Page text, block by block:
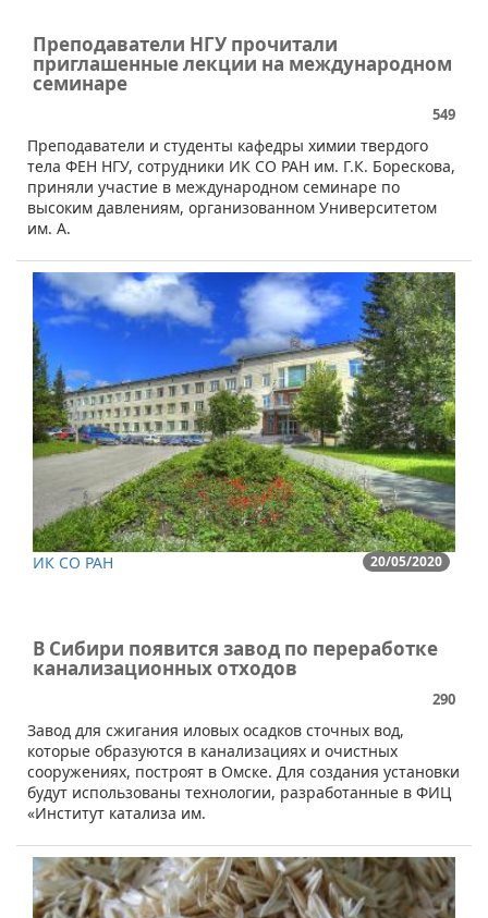
Преподаватели НГУ прочитали
приглашенные лекции на международном
семинаре
549
Преподаватели и студенты кафедры химии твердого
тела ФЕН НГУ, сотрудники ИК СО РАН им. Г.К. Борескова,
приняли участие в международном семинаре по
высоким давлениям, организованном Университетом
им. А.
20/05/2020
ИК СО РАН
В Сибири появится завод по переработке
канализационных отходов
290
Завод для сжигания иловых осадков сточных вод,
которые образуются в канализациях и очистных
сооружениях, построят в Омске. Для создания установки
будут использованы технологии, разработанные в ФИЦ
«Институт катализа им.